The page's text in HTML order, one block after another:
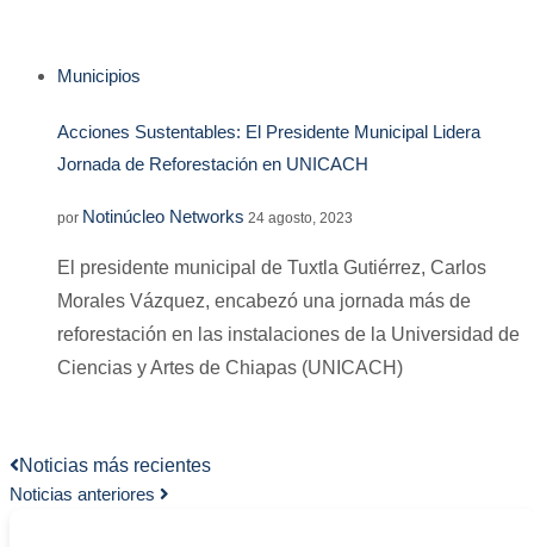
Municipios
Acciones Sustentables: El Presidente Municipal Lidera
Jornada de Reforestación en UNICACH
por Notinúcleo Networks 24 agosto, 2023
El presidente municipal de Tuxtla Gutiérrez, Carlos
Morales Vázquez, encabezó una jornada más de
reforestación en las instalaciones de la Universidad de
Ciencias y Artes de Chiapas (UNICACH)
Noticias más recientes
Noticias anteriores